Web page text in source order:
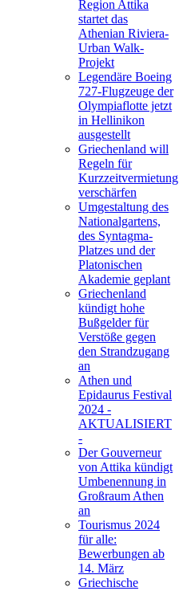
Region Attika
startet das
Athenian Riviera-
Urban Walk-
Projekt
Legendäre Boeing
727-Flugzeuge der
Olympiaflotte jetzt
in Hellinikon
ausgestellt
Griechenland will
Regeln für
Kurzzeitvermietung
verschärfen
Umgestaltung des
Nationalgartens,
des Syntagma-
Platzes und der
Platonischen
Akademie geplant
Griechenland
kündigt hohe
Bußgelder für
Verstöße gegen
den Strandzugang
an
Athen und
Epidaurus Festival
2024 -
AKTUALISIERT
-
Der Gouverneur
von Attika kündigt
Umbenennung in
Großraum Athen
an
Tourismus 2024
für alle:
Bewerbungen ab
14. März
Griechische